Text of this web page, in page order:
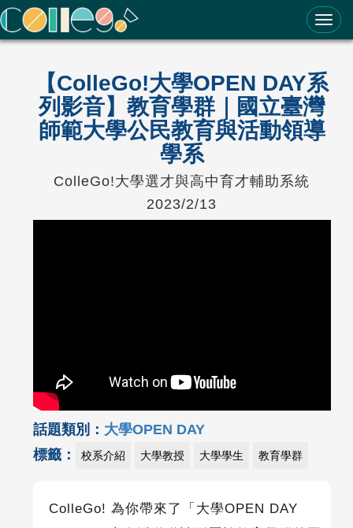
ColleGo! 大學選才與高中育才輔助系統
【ColleGo!大學OPEN DAY系
列影音】教育學群｜國立臺灣
師範大學公民教育與活動領導
學系
ColleGo!大學選才與高中育才輔助系統
2023/2/13
話題類別： 大學OPEN DAY
標籤：
校系介紹 大學教授 大學學生 教育學群
ColleGo! 為你帶來了「大學OPEN DAY